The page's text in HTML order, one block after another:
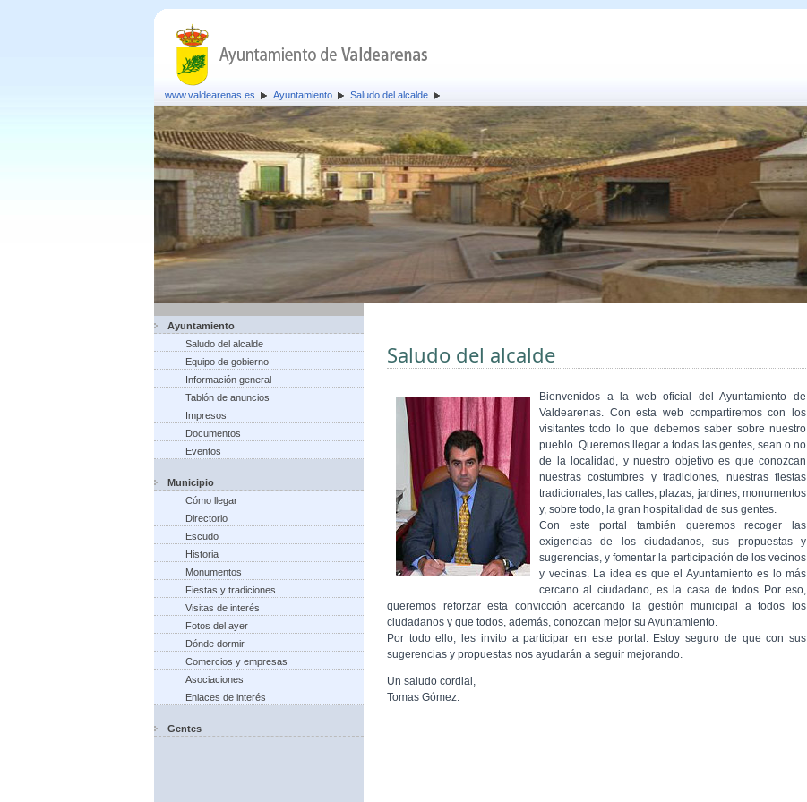
www.valdearenas.es Ayuntamiento Saludo del alcalde
Ayuntamiento
Saludo del alcalde
Equipo de gobierno
Información general
Tablón de anuncios
Impresos
Documentos
Eventos
Municipio
Cómo llegar
Directorio
Escudo
Historia
Monumentos
Fiestas y tradiciones
Visitas de interés
Fotos del ayer
Dónde dormir
Comercios y empresas
Asociaciones
Enlaces de interés
Gentes
Saludo del alcalde
Bienvenidos a la web oficial del Ayuntamiento de
Valdearenas. Con esta web compartiremos con los
visitantes todo lo que debemos saber sobre nuestro
pueblo. Queremos llegar a todas las gentes, sean o no
de la localidad, y nuestro objetivo es que conozcan
nuestras costumbres y tradiciones, nuestras fiestas
tradicionales, las calles, plazas, jardines, monumentos
y, sobre todo, la gran hospitalidad de sus gentes.
Con este portal también queremos recoger las
exigencias de los ciudadanos, sus propuestas y
sugerencias, y fomentar la participación de los vecinos
y vecinas. La idea es que el Ayuntamiento es lo más
cercano al ciudadano, es la casa de todos Por eso,
queremos reforzar esta convicción acercando la gestión municipal a todos los
ciudadanos y que todos, además, conozcan mejor su Ayuntamiento.
Por todo ello, les invito a participar en este portal. Estoy seguro de que con sus
sugerencias y propuestas nos ayudarán a seguir mejorando.
Un saludo cordial,
Tomas Gómez.